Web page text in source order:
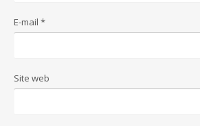
E-mail *
Site web